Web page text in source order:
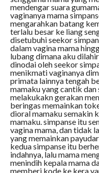
mendengar suara
vaginanya mama
mengarahkan batang
terlalu besar ke liang
disetubuhi seekor
dalam vagina mama
lubang dimana aku
dinodai oleh seekor
menikmati vaginanya
primata lainnya tengah
mamaku yang cantik dan
melakukakn gerakan
beringas memainkan
dioral mamaku semakin
mamaku. simpanse itu
vagina mama, dan tidak
yang memainkan
kedua simpanse itu
indahnya, lalu mama
menindih kepala mama
memberi kode ke kera